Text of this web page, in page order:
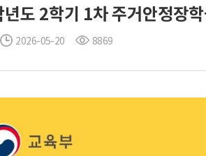
도 2학기 1차 주거안정장
2026-05-20 8869